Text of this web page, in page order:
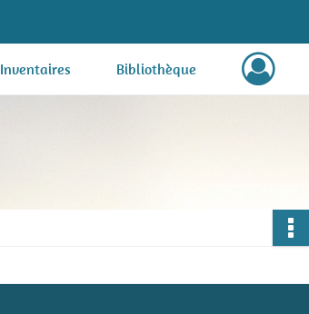
Inventaires Bibliothèque